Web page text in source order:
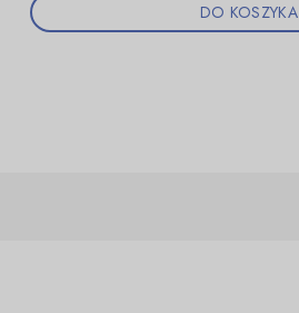
DO KOSZYKA